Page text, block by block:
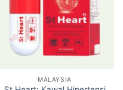
MALAYSIA